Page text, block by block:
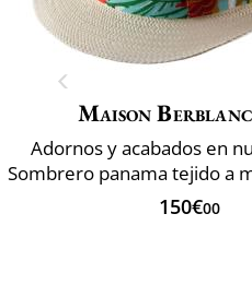
Maison Berblanc
Adornos y acabados en
150€00